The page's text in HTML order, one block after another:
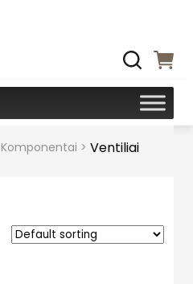
Komponentai > Ventiliai